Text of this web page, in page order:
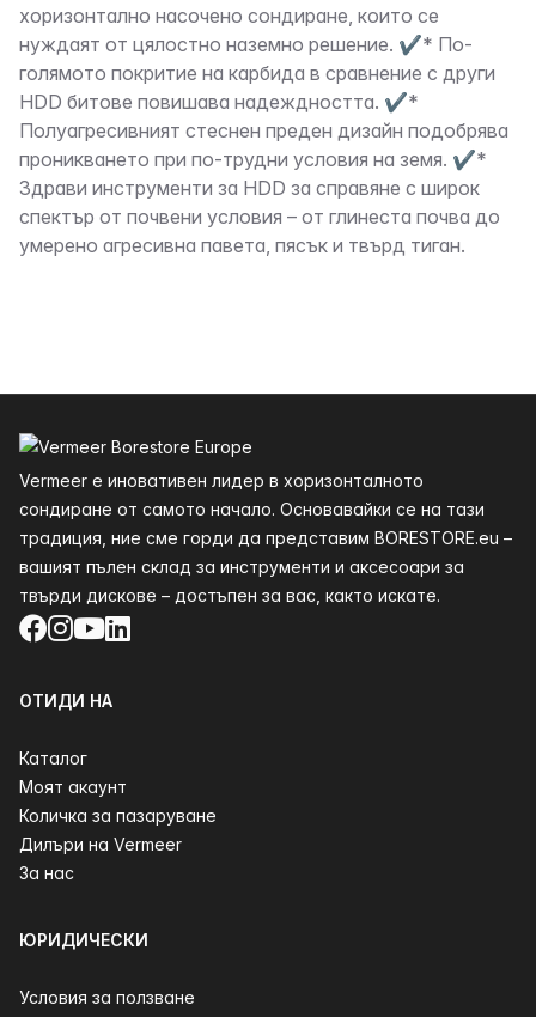
хоризонтално насочено сондиране, които се
нуждаят от цялостно наземно решение. ✔* По-
голямото покритие на карбида в сравнение с други
HDD битове повишава надеждността. ✔*
Полуагресивният стеснен преден дизайн подобрява
проникването при по-трудни условия на земя. ✔*
Здрави инструменти за HDD за справяне с широк
спектър от почвени условия – от глинеста почва до
умерено агресивна павета, пясък и твърд тиган.
Vermeer е иновативен лидер в хоризонталното
сондиране от самото начало. Основавайки се на тази
традиция, ние сме горди да представим BORESTORE.eu –
вашият пълен склад за инструменти и аксесоари за
твърди дискове – достъпен за вас, както искате.
Facebook
Instagram
YouTube
LinkedIn
ОТИДИ НА
Каталог
Моят акаунт
Количка за пазаруване
Дилъри на Vermeer
За нас
ЮРИДИЧЕСКИ
Условия за ползване